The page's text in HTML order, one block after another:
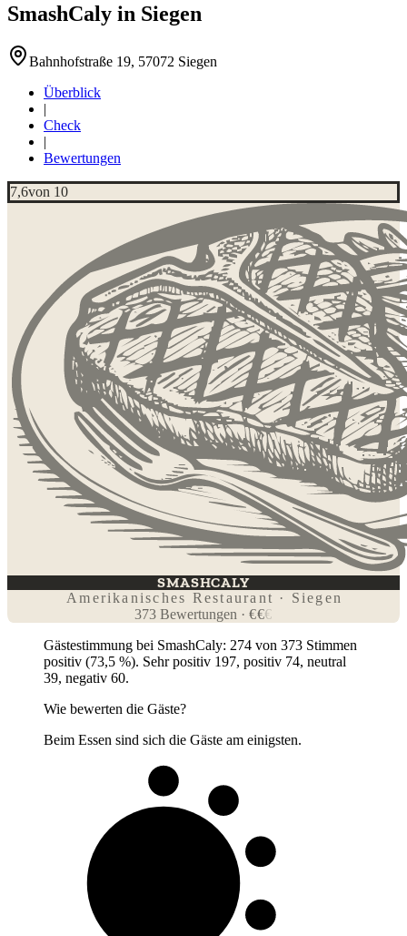
SmashCaly in Siegen
Bahnhofstraße 19, 57072 Siegen
Überblick
|
Check
|
Bewertungen
7,6von 10
SMASHCALY
Amerikanisches Restaurant · Siegen
373 Bewertungen ·€€€
Gästestimmung bei SmashCaly: 274 von 373 Stimmen
positiv (73,5 %). Sehr positiv 197, positiv 74, neutral
39, negativ 60.
Wie bewerten die Gäste?
Beim Essen sind sich die Gäste am einigsten.